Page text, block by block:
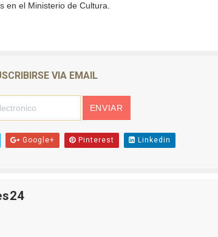
en el Ministerio de Cultura.
VIA EMAIL
Google+ Pinterest Linkedin